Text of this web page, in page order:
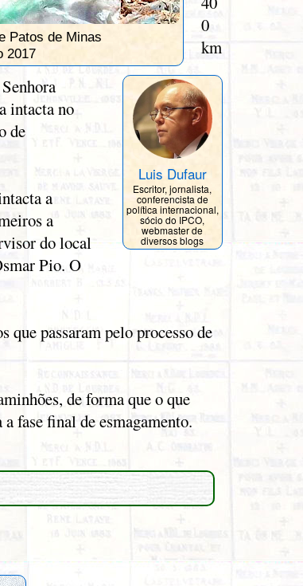
Patos de Minas
2017
Luis Dufaur
Escritor, jornalista,
conferencista de
política internacional,
sócio do IPCO,
webmaster de
diversos blogs
0
km
intacta no
de
a
a
do local
Pio. O
que passaram pelo processo de
de forma que o que
fase final de esmagamento.